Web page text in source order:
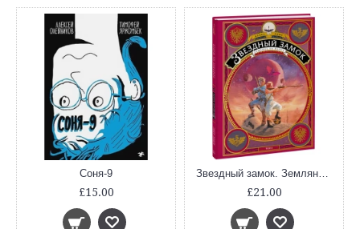
Соня-9
£15.00
Звездный замок. Земляне на Марсе. Том 4
£21.00